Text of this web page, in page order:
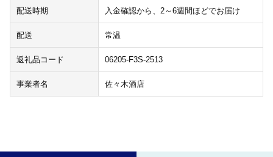
配送時期 入金確認から、2～6週間ほどでお届け
配送 常温
返礼品コード 06205-F3S-2513
事業者名 佐々木酒店